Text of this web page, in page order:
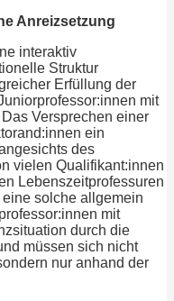
Anreizsetzung
interaktiv
Struktur
Erfüllung der
mit
Versprechen einer
ein
des
vielen Qualifikant:innen
Lebenszeitprofessuren
solche allgemein
mit
durch die
müssen sich nicht
nur anhand der